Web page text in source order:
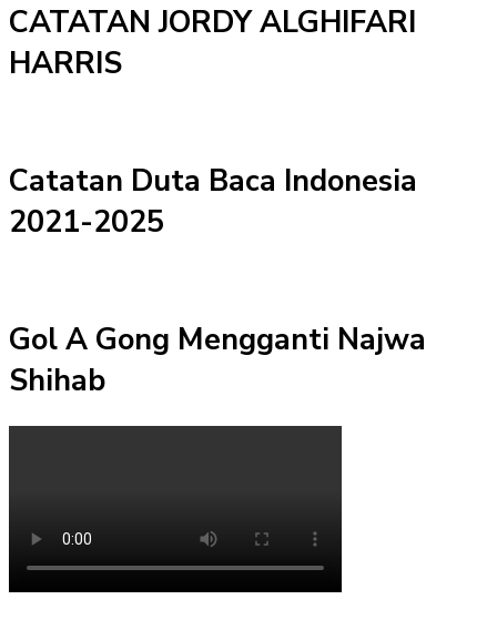
CATATAN JORDY ALGHIFARI
HARRIS
Catatan Duta Baca Indonesia
2021-2025
Gol A Gong Mengganti Najwa
Shihab